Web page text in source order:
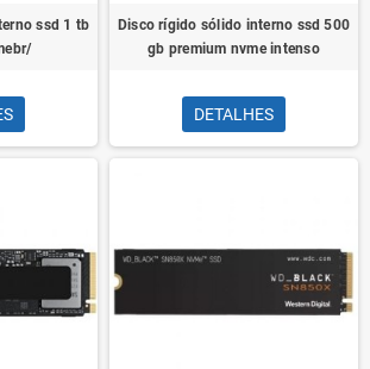
ssd 1 tb
Disco rígido sólido interno ssd 500
gb premium nvme intenso
DETALHES